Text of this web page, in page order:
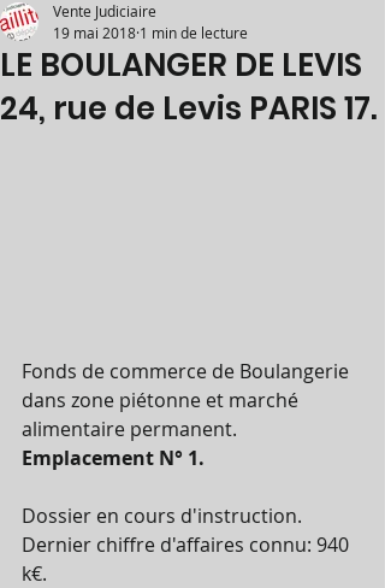
LE BOULANGER DE LEVIS
24, rue de Levis PARIS 17.
Vente Judiciaire
19 mai 2018 1 min de lecture
Fonds de commerce de Boulangerie
dans zone piétonne et marché
alimentaire permanent.
Emplacement N° 1.
Dossier en cours d'instruction.
Dernier chiffre d'affaires connu: 940
k€.